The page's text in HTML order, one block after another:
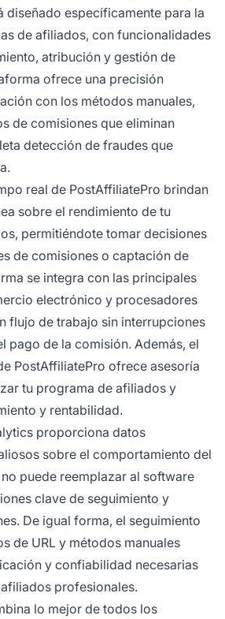
diseñado específicamente para la
de afiliados, con funcionalidades
atribución y gestión de
ofrece una precisión
con los métodos manuales,
de comisiones que eliminan
detección de fraudes que
real de PostAffiliatePro brindan
sobre el rendimiento de tu
permitiéndote tomar decisiones
de comisiones o captación de
se integra con las principales
electrónico y procesadores
flujo de trabajo sin interrupciones
pago de la comisión. Además, el
PostAffiliatePro ofrece asesoría
tu programa de afiliados y
y rentabilidad.
proporciona datos
sobre el comportamiento del
puede reemplazar al software
clave de seguimiento y
De igual forma, el seguimiento
de URL y métodos manuales
y confiabilidad necesarias
profesionales.
lo mejor de todos los